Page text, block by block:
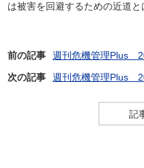
は被害を回避するための近道と
前の記事
週刊危機管理Plus
次の記事
週刊危機管理Plus
記